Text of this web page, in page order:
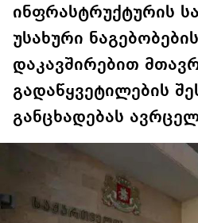
ინფრასტრუქტურის
უსახური
დაკავშირებით
გადაწყვეტილების
განცხადებას